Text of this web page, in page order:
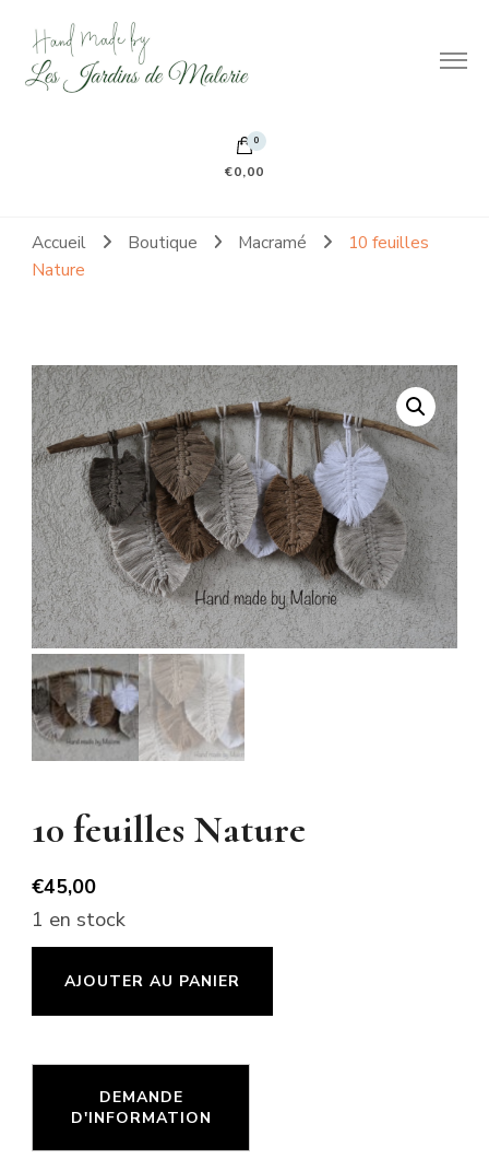
Hand made by Les Jardins de Malorie
100% frileuse 100% fait main 100% tout doux
0
€0,00
Accueil Boutique Macramé
10 feuilles
Nature
10 feuilles Nature
€45,00
1 en stock
feuilles
Nature
AJOUTER AU PANIER